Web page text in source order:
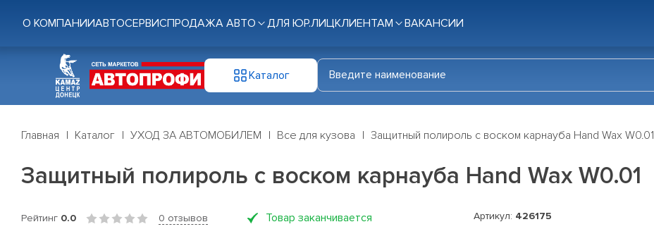
О КОМПАНИИАВТОСЕРВИСПРОДАЖА АВТО ДЛЯ ЮР.ЛИЦКЛИЕНТАМ ВАКАНСИИ
Каталог
Главная Каталог УХОД ЗА АВТОМОБИЛЕМ Все для кузова Защитный полироль с воском карнауба Hand Wax W0.01
Защитный полироль с воском карнауба Hand Wax W0.01
Рейтинг 0.0 0 отзывов Товар заканчивается Артикул: 426175